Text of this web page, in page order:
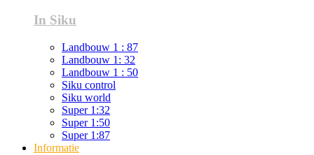
In Siku
Landbouw 1 : 87
Landbouw 1: 32
Landbouw 1 : 50
Siku control
Siku world
Super 1:32
Super 1:50
Super 1:87
Informatie